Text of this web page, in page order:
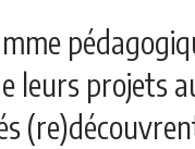
projets